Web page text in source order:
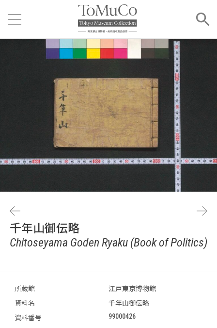
千年山御伝略
Chitoseyama Goden Ryaku (Book of Politics)
所蔵館
江戸東京博物館
資料名
千年山御伝略
資料番号
99000426